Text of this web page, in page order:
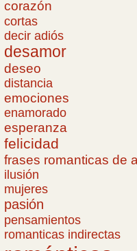
corazón
cortas
decir adiós
desamor
deseo
distancia
emociones
enamorado
esperanza
felicidad
frases romanticas de
ilusión
mujeres
pasión
pensamientos
romanticas indirectas